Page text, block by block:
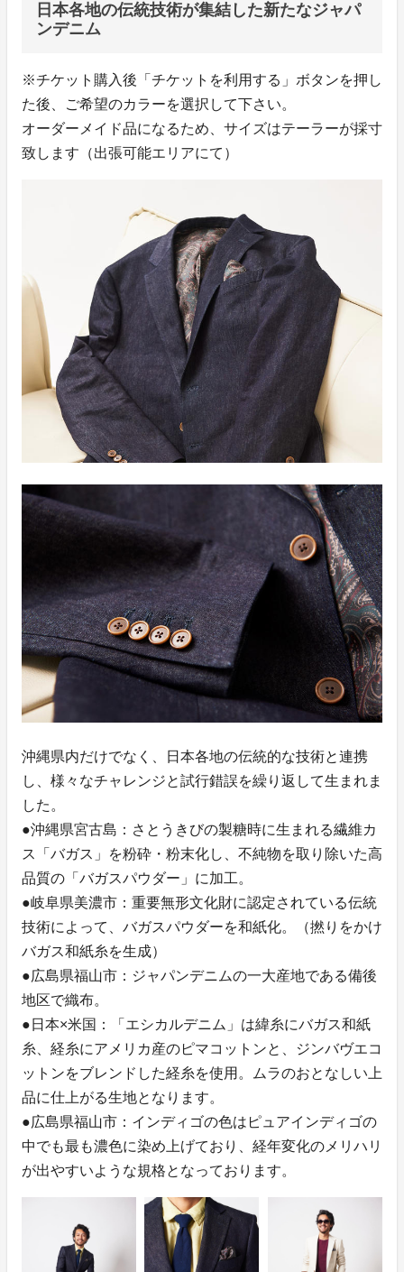
日本各地の伝統技術が集結した新たなジャパ
ンデニム
※チケット購入後「チケットを利用する」ボタンを押し
た後、ご希望のカラーを選択して下さい。
オーダーメイド品になるため、サイズはテーラーが採寸
致します（出張可能エリアにて）
沖縄県内だけでなく、日本各地の伝統的な技術と連携
し、様々なチャレンジと試行錯誤を繰り返して生まれま
した。
●沖縄県宮古島：さとうきびの製糖時に生まれる繊維カ
ス「バガス」を粉砕・粉末化し、不純物を取り除いた高
品質の「バガスパウダー」に加工。
●岐阜県美濃市：重要無形文化財に認定されている伝統
技術によって、バガスパウダーを和紙化。（撚りをかけ
バガス和紙糸を生成）
●広島県福山市：ジャパンデニムの一大産地である備後
地区で織布。
●日本×米国：「エシカルデニム」は緯糸にバガス和紙
糸、経糸にアメリカ産のピマコットンと、ジンバヴエコ
ットンをブレンドした経糸を使用。ムラのおとなしい上
品に仕上がる生地となります。
●広島県福山市：インディゴの色はピュアインディゴの
中でも最も濃色に染め上げており、経年変化のメリハリ
が出やすいような規格となっております。